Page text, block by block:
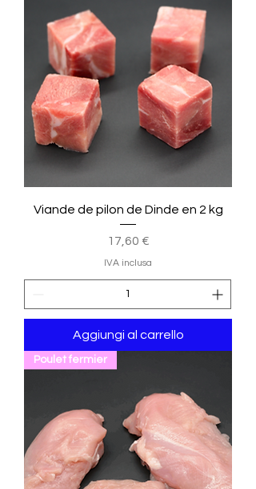
Viande de pilon de Dinde en 2 kg
Prezzo
17,60 €
IVA inclusa
Aggiungi al carrello
Poulet fermier